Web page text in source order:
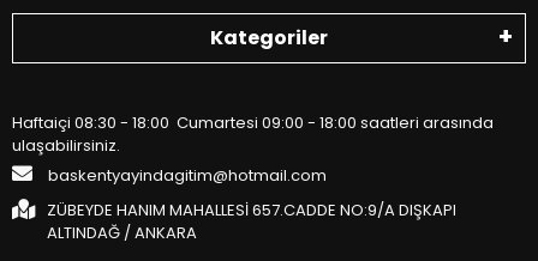
Kategoriler
Haftaiçi 08:30 - 18:00 Cumartesi 09:00 - 18:00 saatleri arasında
ulaşabilirsiniz.
baskentyayindagitim@hotmail.com
ZÜBEYDE HANIM MAHALLESİ 657.CADDE NO:9/A DIŞKAPI
ALTINDAĞ / ANKARA